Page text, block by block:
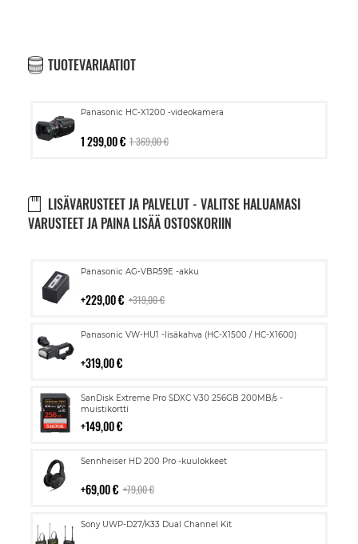
TUOTEVARIAATIOT
Panasonic HC-X1200 -videokamera
1 299,00 € 1 369,00 €
LISÄVARUSTEET JA PALVELUT - VALITSE HALUAMASI
VARUSTEET JA PAINA LISÄÄ OSTOSKORIIN
Panasonic AG-VBR59E -akku
229,00 € 319,00 €
Lisää
Panasonic VW-HU1 -lisäkahva (HC-X1500 / HC-X1600)
319,00 €
Lisää
SanDisk Extreme Pro SDXC V30 256GB 200MB/s -
muistikortti
149,00 €
Lisää
ostoskoriin
Sennheiser HD 200 Pro -kuulokkeet
69,00 € 79,00 €
Lisää
Sony UWP-D27/K33 Dual Channel Kit
Lisää